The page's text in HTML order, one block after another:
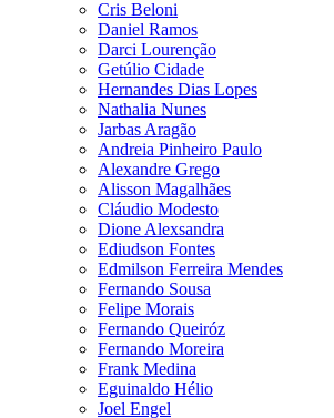
Cris Beloni
Daniel Ramos
Darci Lourenção
Getúlio Cidade
Hernandes Dias Lopes
Nathalia Nunes
Jarbas Aragão
Andreia Pinheiro Paulo
Alexandre Grego
Alisson Magalhães
Cláudio Modesto
Dione Alexsandra
Ediudson Fontes
Edmilson Ferreira Mendes
Fernando Sousa
Felipe Morais
Fernando Queiróz
Fernando Moreira
Frank Medina
Eguinaldo Hélio
Joel Engel